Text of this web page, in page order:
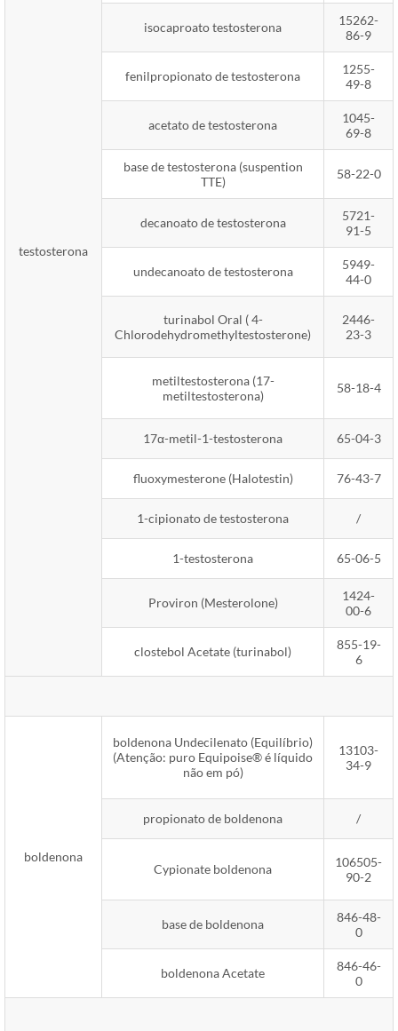
testosterona
isocaproato testosterona
15262-
86-9
fenilpropionato de testosterona
1255-
49-8
acetato de testosterona
1045-
69-8
base de testosterona (suspention
TTE)
58-22-0
decanoato de testosterona
5721-
91-5
undecanoato de testosterona
5949-
44-0
turinabol Oral ( 4-
Chlorodehydromethyltestosterone)
2446-
23-3
metiltestosterona (17-
metiltestosterona)
58-18-4
17α-metil-1-testosterona 65-04-3
fluoxymesterone (Halotestin) 76-43-7
1-cipionato de testosterona /
1-testosterona 65-06-5
Proviron (Mesterolone)
1424-
00-6
clostebol Acetate (turinabol)
855-19-
6
boldenona
boldenona Undecilenato (Equilíbrio)
(Atenção: puro Equipoise® é líquido
não em pó)
13103-
34-9
propionato de boldenona /
Cypionate boldenona
106505-
90-2
base de boldenona
846-48-
0
boldenona Acetate
846-46-
0